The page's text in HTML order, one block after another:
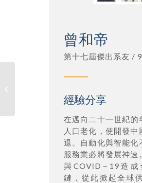
曾和帝
第十七屆傑出系友 /
經驗分享
在邁向二十一世紀的
人口老化，使開發
退。自動化與智能化
服務業必將發展神速
與COVID－19造
鏈，從此掀起全球